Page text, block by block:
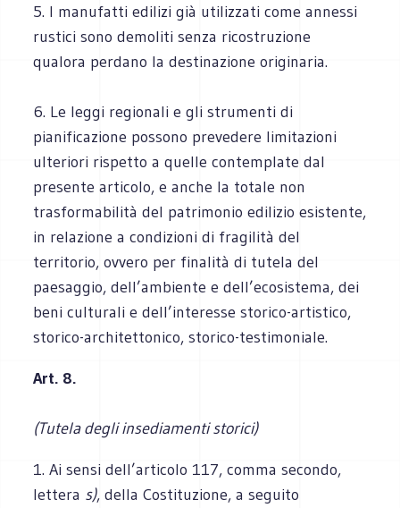
5. I manufatti edilizi già utilizzati come annessi
rustici sono demoliti senza ricostruzione
qualora perdano la destinazione originaria.
6. Le leggi regionali e gli strumenti di
pianificazione possono prevedere limitazioni
ulteriori rispetto a quelle contemplate dal
presente articolo, e anche la totale non
trasformabilità del patrimonio edilizio esistente,
in relazione a condizioni di fragilità del
territorio, ovvero per finalità di tutela del
paesaggio, dell’ambiente e dell’ecosistema, dei
beni culturali e dell’interesse storico-artistico,
storico-architettonico, storico-testimoniale.
Art. 8.
(Tutela degli insediamenti storici)
1. Ai sensi dell’articolo 117, comma secondo,
lettera s), della Costituzione, a seguito